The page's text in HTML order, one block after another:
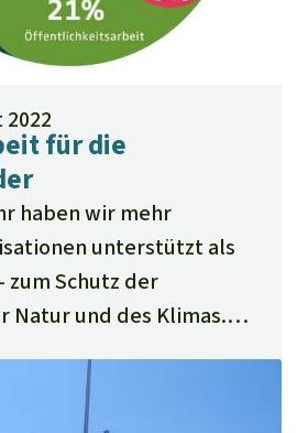
für die
haben wir mehr
unterstützt als
zum Schutz der
Natur und des Klimas.